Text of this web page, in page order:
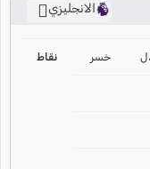
الانجليزي
خسر نقاط